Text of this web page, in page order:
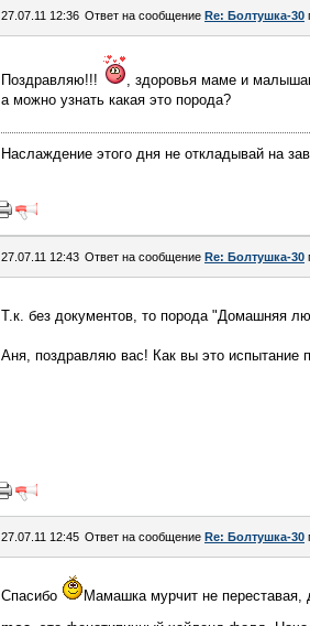
27.07.11 12:36 Ответ на сообщение Re: Болтушка-30
Поздравляю!!!
, здоровья маме и
а можно узнать какая это порода?
Наслаждение этого дня не откладывай на
27.07.11 12:43 Ответ на сообщение Re: Болтушка-30
Т.к. без документов, то порода "Домашняя
Аня, поздравляю вас! Как вы это испытание
27.07.11 12:45 Ответ на сообщение Re: Болтушка-30
Спасибо
Мамашка мурчит не переставая,